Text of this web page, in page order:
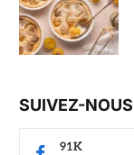
SUIVEZ-NOUS
91K